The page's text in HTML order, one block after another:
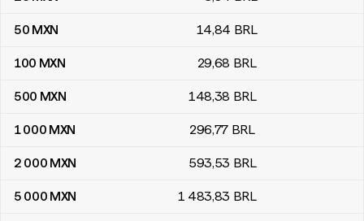
50 MXN 14,84 BRL
100 MXN 29,68 BRL
500 MXN 148,38 BRL
1 000 MXN 296,77 BRL
2 000 MXN 593,53 BRL
5 000 MXN 1 483,83 BRL